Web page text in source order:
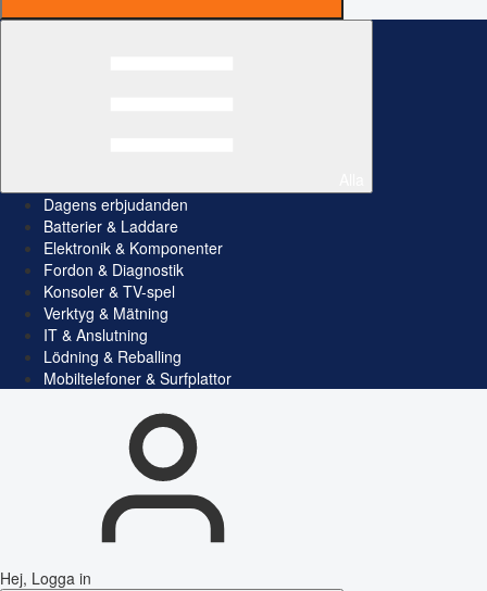
Dagens erbjudanden
Batterier & Laddare
Elektronik & Komponenter
Fordon & Diagnostik
Konsoler & TV-spel
Verktyg & Mätning
IT & Anslutning
Lödning & Reballing
Mobiltelefoner & Surfplattor
Hej, Logga in